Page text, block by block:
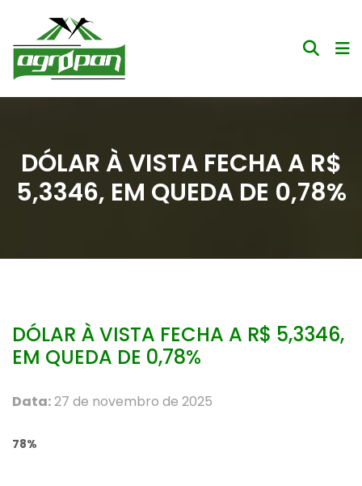
DÓLAR À VISTA FECHA A R$
5,3346, EM QUEDA DE 0,78%
DÓLAR À VISTA FECHA A R$ 5,3346,
EM QUEDA DE 0,78%
Data:27 de novembro de 2025
78%